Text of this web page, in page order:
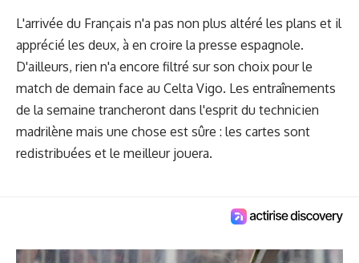
L'arrivée du Français n'a pas non plus altéré les plans et il
apprécié les deux, à en croire la presse espagnole.
D'ailleurs, rien n'a encore filtré sur son choix pour le
match de demain face au Celta Vigo. Les entraînements
de la semaine trancheront dans l'esprit du technicien
madrilène mais une chose est sûre : les cartes sont
redistribuées et le meilleur jouera.